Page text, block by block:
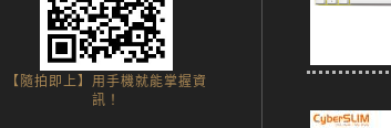
【隨拍即上】用手機就能掌握資
訊！